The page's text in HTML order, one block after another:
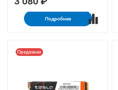
Подробнее
Предзаказ